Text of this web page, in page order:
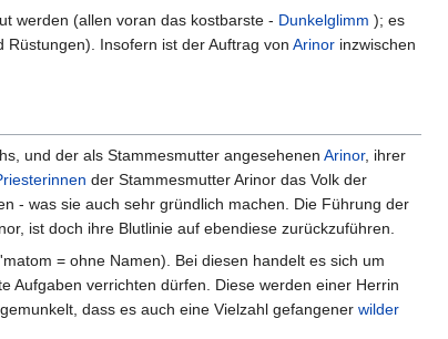
werden (allen voran das kostbarste - Dunkelglimm ); es
Insofern ist der Auftrag von Arinor inzwischen
und der als Stammesmutter angesehenen Arinor, ihrer
der Stammesmutter Arinor das Volk der
- was sie auch sehr gründlich machen. Die Führung der
ist doch ihre Blutlinie auf ebendiese zurückzuführen.
= ohne Namen). Bei diesen handelt es sich um
Aufgaben verrichten dürfen. Diese werden einer Herrin
dass es auch eine Vielzahl gefangener wilder